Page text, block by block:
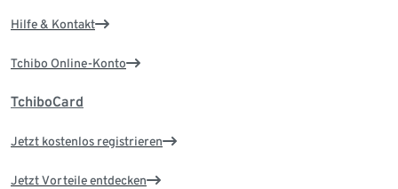
Hilfe & Kontakt
Tchibo Online-Konto
TchiboCard
Jetzt kostenlos registrieren
Jetzt Vorteile entdecken